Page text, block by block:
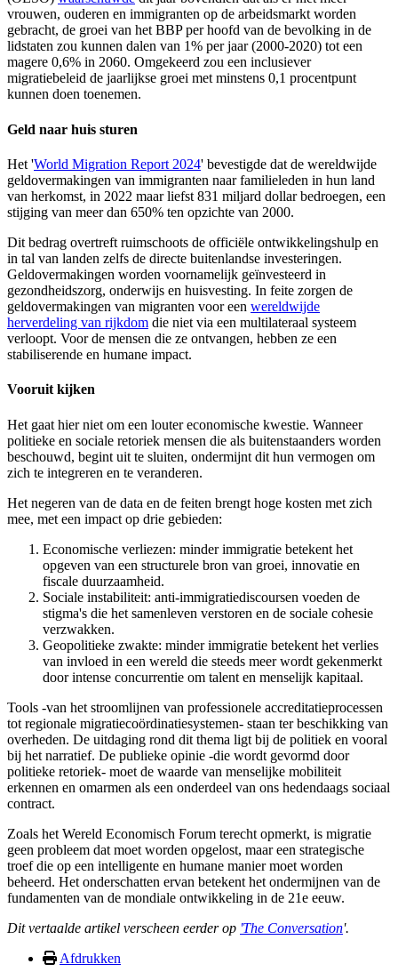
vrouwen, ouderen en immigranten op de arbeidsmarkt worden
gebracht, de groei van het BBP per hoofd van de bevolking in de
lidstaten zou kunnen dalen van 1% per jaar (2000-2020) tot een
magere 0,6% in 2060. Omgekeerd zou een inclusiever
migratiebeleid de jaarlijkse groei met minstens 0,1 procentpunt
kunnen doen toenemen.
Geld naar huis sturen
Het 'World Migration Report 2024' bevestigde dat de wereldwijde
geldovermakingen van immigranten naar familieleden in hun land
van herkomst, in 2022 maar liefst 831 miljard dollar bedroegen, een
stijging van meer dan 650% ten opzichte van 2000.
Dit bedrag overtreft ruimschoots de officiële ontwikkelingshulp en
in tal van landen zelfs de directe buitenlandse investeringen.
Geldovermakingen worden voornamelijk geïnvesteerd in
gezondheidszorg, onderwijs en huisvesting. In feite zorgen de
geldovermakingen van migranten voor een wereldwijde
herverdeling van rijkdom die niet via een multilateraal systeem
verloopt. Voor de mensen die ze ontvangen, hebben ze een
stabiliserende en humane impact.
Vooruit kijken
Het gaat hier niet om een louter economische kwestie. Wanneer
politieke en sociale retoriek mensen die als buitenstaanders worden
beschouwd, begint uit te sluiten, ondermijnt dit hun vermogen om
zich te integreren en te veranderen.
Het negeren van de data en de feiten brengt hoge kosten met zich
mee, met een impact op drie gebieden:
Economische verliezen: minder immigratie betekent het
opgeven van een structurele bron van groei, innovatie en
fiscale duurzaamheid.
Sociale instabiliteit: anti-immigratiediscoursen voeden de
stigma's die het samenleven verstoren en de sociale cohesie
verzwakken.
Geopolitieke zwakte: minder immigratie betekent het verlies
van invloed in een wereld die steeds meer wordt gekenmerkt
door intense concurrentie om talent en menselijk kapitaal.
Tools -van het stroomlijnen van professionele accreditatieprocessen
tot regionale migratiecoördinatiesystemen- staan ter beschikking van
overheden. De uitdaging rond dit thema ligt bij de politiek en vooral
bij het narratief. De publieke opinie -die wordt gevormd door
politieke retoriek- moet de waarde van menselijke mobiliteit
erkennen en omarmen als een onderdeel van ons hedendaags sociaal
contract.
Zoals het Wereld Economisch Forum terecht opmerkt, is migratie
geen probleem dat moet worden opgelost, maar een strategische
troef die op een intelligente en humane manier moet worden
beheerd. Het onderschatten ervan betekent het ondermijnen van de
fundamenten van de mondiale ontwikkeling in de 21e eeuw.
Dit vertaalde artikel verscheen eerder op 'The Conversation'.
Afdrukken